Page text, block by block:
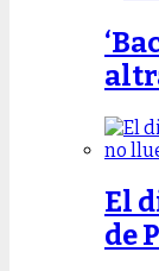
El
de